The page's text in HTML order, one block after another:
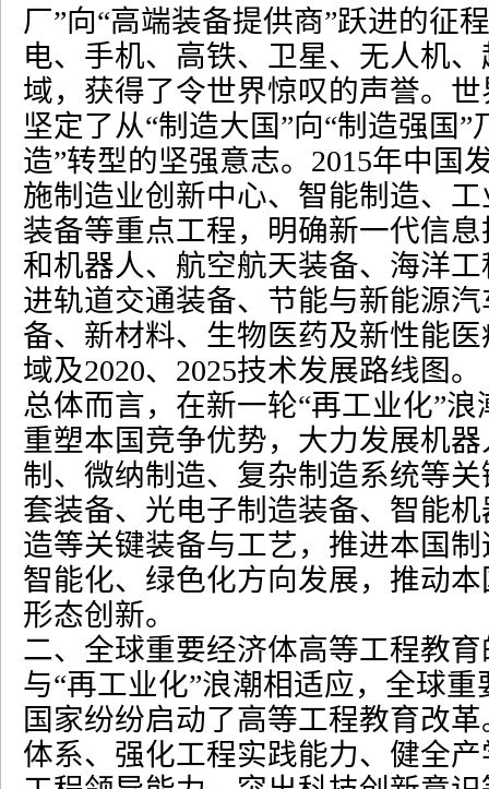
厂”向“高端装备提供商”跃进的征
电、手机、高铁、卫星、无人机
域，获得了令世界惊叹的声誉。
坚定了从“制造大国”向“制造强国”
造”转型的坚强意志。 2015年中国
施制造业创新中心、智能制造、
装备等重点工程，明确新一代信
和机器人、航空航天装备、海洋
进轨道交通装备、节能与新能源
备、新材料、生物医药及新性能
域及2020、 2025技术发展路线图。
总体而言，在新一轮“再工业化”浪
重塑本国竞争优势，大力发展机
制、微纳制造、复杂制造系统等
套装备、光电子制造装备、智能
造等关键装备与工艺，推进本国
智能化、绿色化方向发展，推动
形态创新。
二、全球重要经济体高等工程教
与“再工业化”浪潮相适应，全球
国家纷纷启动了高等工程教育改
体系、强化工程实践能力、健全